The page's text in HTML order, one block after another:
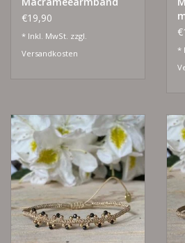
€19,90
* Inkl. MwSt. zzgl.
Versandkosten
*